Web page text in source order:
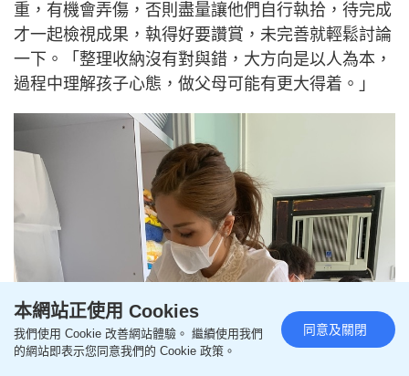
重，有機會弄傷，否則盡量讓他們自行執拾，待完成
才一起檢視成果，執得好要讚賞，未完善就輕鬆討論
一下。「整理收納沒有對與錯，大方向是以人為本，
過程中理解孩子心態，做父母可能有更大得着。」
本網站正使用 Cookies
我們使用 Cookie 改善網站體驗。 繼續使用我們
的網站即表示您同意我們的 Cookie 政策。
同意及關閉